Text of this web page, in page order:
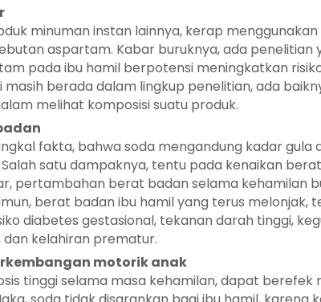
minuman instan lainnya, kerap
aspartam. Kabar buruknya, ada penelitian
pada ibu hamil berpotensi meningkatkan
masih berada dalam lingkup penelitian, ada
melihat komposisi suatu produk.
fakta, bahwa soda mengandung kadar gula
satu dampaknya, tentu pada kenaikan
pertambahan berat badan selama kehamilan
berat badan ibu hamil yang terus melonjak,
diabetes gestasional, tekanan darah tinggi,
kelahiran prematur.
motorik anak
tinggi selama masa kehamilan, dapat berefek